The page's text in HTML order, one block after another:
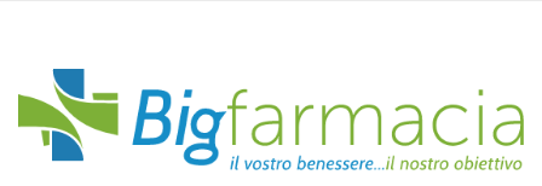
principaleBigfarmacia